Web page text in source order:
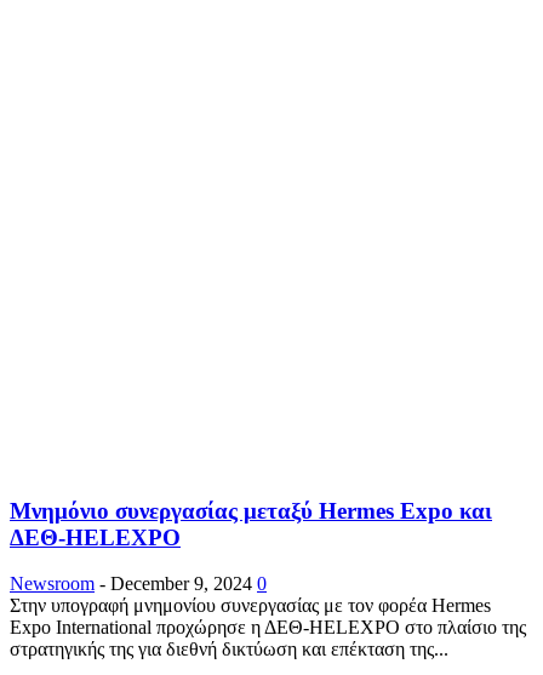
Μνημόνιο συνεργασίας μεταξύ Hermes Expo και
ΔΕΘ-HELEXPO
Newsroom - December 9, 2024 0
Στην υπογραφή μνημονίου συνεργασίας με τον φορέα Hermes
Expo International προχώρησε η ΔΕΘ-HELEXPO στο πλαίσιο της
στρατηγικής της για διεθνή δικτύωση και επέκταση της...